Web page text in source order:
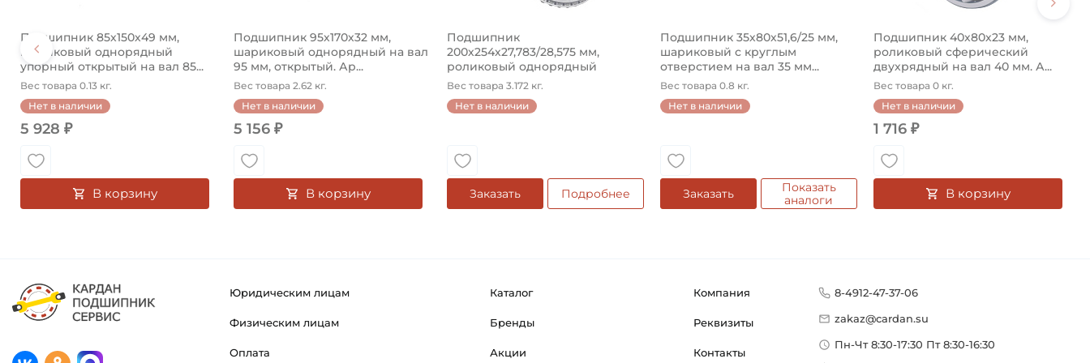
Подшипник 85х150х49 мм,
шариковый однорядный
упорный открытый на вал 85...
Вес товара 0.13 кг.
Нет в наличии
5 928 ₽
В корзину
Подшипник 95х170х32 мм,
шариковый однорядный на вал
95 мм, открытый. Ар...
Вес товара 2.62 кг.
Нет в наличии
5 156 ₽
В корзину
Подшипник
200х254х27,783/28,575 мм,
роликовый однорядный
конический на ...
Вес товара 3.172 кг.
Нет в наличии
Заказать Подробнее
Подшипник 35х80х51,6/25 мм,
шариковый с круглым
отверстием на вал 35 мм...
Вес товара 0.8 кг.
Нет в наличии
Заказать
Показать
аналоги
Подшипник 40х80х23 мм,
роликовый сферический
двухрядный на вал 40 мм. А...
Вес товара 0 кг.
Нет в наличии
1 716 ₽
В корзину
Юридическим лицам
Физическим лицам
Оплата
Каталог
Бренды
Акции
Компания
Реквизиты
Контакты
8-4912-47-37-06
zakaz@cardan.su
Пн-Чт 8:30-17:30 Пт 8:30-16:30